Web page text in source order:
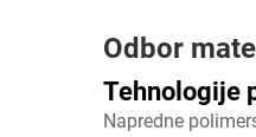
Odbor
Tehnologije
Napredne